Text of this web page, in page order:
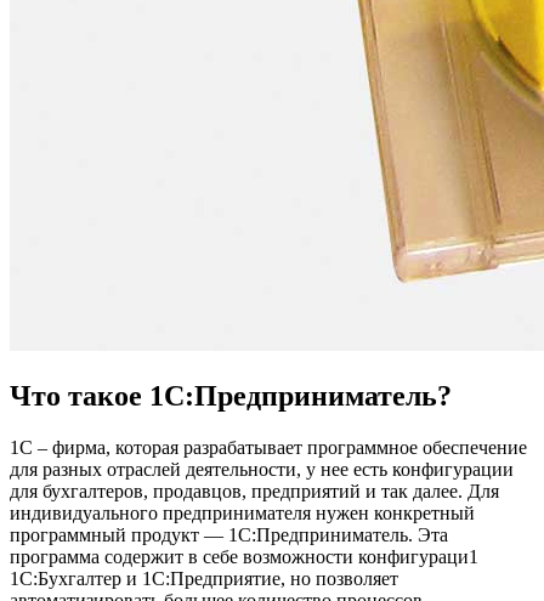
Что такое 1С:Предприниматель?
1С – фирма, которая разрабатывает программное обеспечение
для разных отраслей деятельности, у нее есть конфигурации
для бухгалтеров, продавцов, предприятий и так далее. Для
индивидуального предпринимателя нужен конкретный
программный продукт — 1С:Предприниматель. Эта
программа содержит в себе возможности конфигураци1
1С:Бухгалтер и 1С:Предприятие, но позволяет